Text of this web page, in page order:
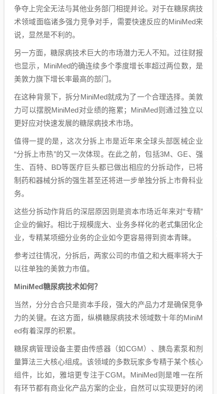
争夺上完全无法与其他业务部门相提并论。对于在糖尿病技
术领域面临诸多强力竞争对手，需要快速反应的MiniMed来
说，显然是不利的。
另一方面，糖尿病技术巨大的市场潜力无人不知。过往财报
也显示，MiniMed的确连续多个季度增长率超过两位数，是
美敦力旗下增长率最高的部门。
在这种背景下，拆分MiniMed就成为了一个合理选择。美敦
力可以摆脱MiniMed对业绩的拖累；MiniMed则通过独立以
更好应对快速发展的糖尿病技术市场。
值得一提的是，这次分拆上市是近年来全球头部医械企业
“分拆上市热”的又一次体现。在此之前，包括3M、GE、强
生、百特、BD等医疗巨头都已做出相应的分拆动作，已将
制药和器械分拆的强生甚至还将进一步单独分拆上市骨科业
务。
这些分拆动作背后的深层原因则是资本市场近年来对“专精”
企业的偏好。相比于规模庞大、业务多样化的老式集团化企
业，专精某项细分业务的企业如今更容易得到资本青睐。
参考过往情况，分拆后，两家公司的市值之和大概率将大于
以往单独的美敦力市值。
MiniMed糖尿病技术如何？
当然，分分合合只是资本手段，强大的产品力才是确保竞争
力的关键。在这方面，纵横糖尿病技术领域数十年的MiniM
ed有着深厚的积累。
糖尿病管理设备主要由传感器（如CGM）、胰岛素泵和剂
量算法三大核心组成。该领域的多数玩家多专精于某个核心
组件，比如，雅培更专注于CGM。MiniMed则是唯一在所
有环节都有商业化产品方案的企业，自然可以实现更好的闭